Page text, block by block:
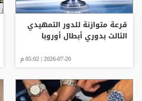
قرعة متوازنة للدور التمهيدي
الثالث بدوري أبطال أوروبا
2026-07-20 | 05:02 م